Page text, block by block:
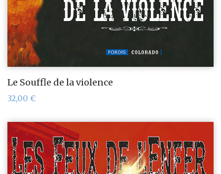
Le Souffle de la violence
32,00 €